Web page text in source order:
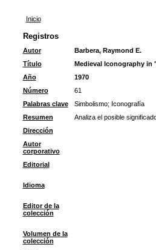
Inicio
Registros
Autor
Barbera, Raymond E.
Título
Medieval Iconography in
Año
1970
Número
61
Palabras clave
Simbolismo; Iconografía
Resumen
Analiza el posible
Dirección
Autor
corporativo
Editorial
Idioma
Editor de la
colección
Volumen de la
colección